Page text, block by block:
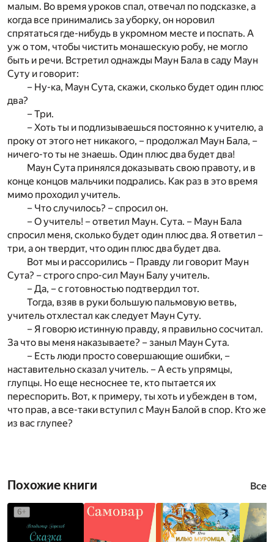
малым. Во время уроков спал, отвечал по подсказке, а
когда все принимались за уборку, он норовил
спрятаться где-нибудь в укромном месте и поспать. А
уж о том, чтобы чистить монашескую робу, не могло
быть и речи. Встретил однажды Маун Бала в саду Маун
Суту и говорит:
– Ну-ка, Маун Сута, скажи, сколько будет один плюс
два?
– Три.
– Хоть ты и подлизываешься постоянно к учителю, а
проку от этого нет никакого, – продолжал Маун Бала, –
ничего-то ты не знаешь. Один плюс два будет два!
Маун Сута принялся доказывать свою правоту, и в
конце концов мальчики подрались. Как раз в это время
мимо проходил учитель.
– Что случилось? – спросил он.
– О учитель! – ответил Маун. Сута. – Маун Бала
спросил меня, сколько будет один плюс два. Я ответил –
три, а он твердит, что один плюс два будет два.
Вот мы и рассорились – Правду ли говорит Маун
Сута? – строго спро-сил Маун Балу учитель.
– Да, – с готовностью подтвердил тот.
Тогда, взяв в руки большую пальмовую ветвь,
учитель отхлестал как следует Маун Суту.
– Я говорю истинную правду, я правильно сосчитал.
За что вы меня наказываете? – заныл Маун Сута.
– Есть люди просто совершающие ошибки, –
наставительно сказал учитель. – А есть упрямцы,
глупцы. Но еще несноснее те, кто пытается их
переспорить. Вот, к примеру, ты хоть и убежден в том,
что прав, а все-таки вступил с Маун Балой в спор. Кто же
из вас глупее?
Похожие книги Все